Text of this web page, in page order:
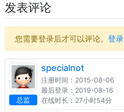
发表评论
您需要登录后才可以评论。 登录
总监
specialnot
注册时间：2015-08-06
最后登录：2019-08-16
在线时长：27小时54分